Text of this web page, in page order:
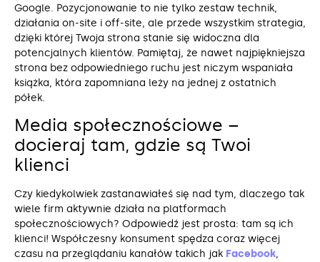
Google. Pozycjonowanie to nie tylko zestaw technik,
działania on-site i off-site, ale przede wszystkim strategia,
dzięki której Twoja strona stanie się widoczna dla
potencjalnych klientów. Pamiętaj, że nawet najpiękniejsza
strona bez odpowiedniego ruchu jest niczym wspaniała
książka, która zapomniana leży na jednej z ostatnich
półek.
Media społecznościowe –
docieraj tam, gdzie są Twoi
klienci
Czy kiedykolwiek zastanawiałeś się nad tym, dlaczego tak
wiele firm aktywnie działa na platformach
społecznościowych? Odpowiedź jest prosta: tam są ich
klienci! Współczesny konsument spędza coraz więcej
czasu na przeglądaniu kanałów takich jak Facebook,